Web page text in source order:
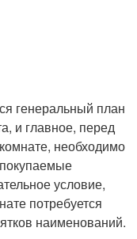
генеральный план
и главное, перед
необходимо
условие,
потребуется
наименований.